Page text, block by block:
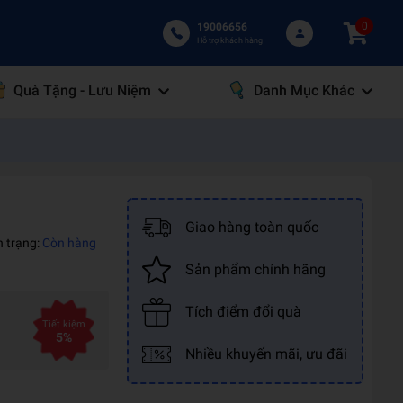
19006656
Hỗ trợ khách hàng
0
Quà Tặng - Lưu Niệm Danh Mục Khác
trạng: Còn hàng
Tiết kiệm
5%
Giao hàng toàn quốc
Sản phẩm chính hãng
Tích điểm đổi quà
Nhiều khuyến mãi, ưu đãi